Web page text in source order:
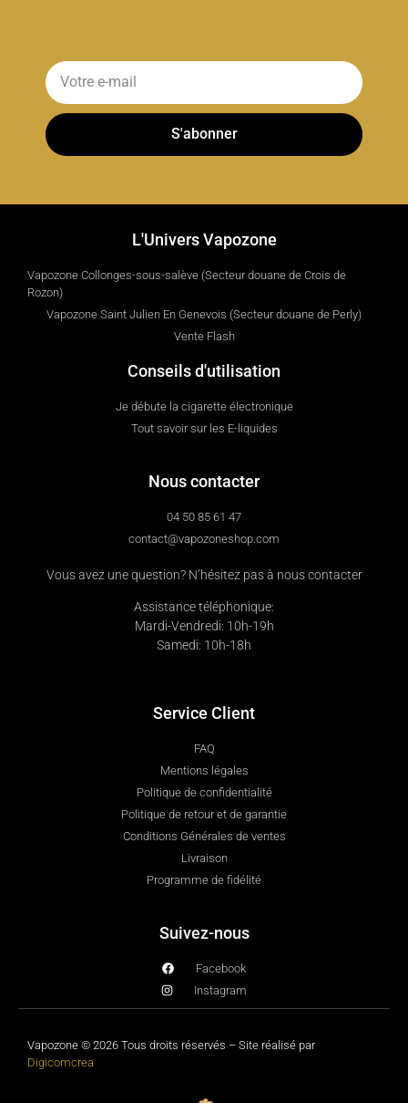
S'abonner
L'Univers Vapozone
Vapozone Collonges-sous-salève (Secteur douane de Crois de
Rozon)
Vapozone Saint Julien En Genevois (Secteur douane de Perly)
Vente Flash
Conseils d'utilisation
Je débute la cigarette électronique
Tout savoir sur les E-liquides
Nous contacter
04 50 85 61 47
contact@vapozoneshop.com
Vous avez une question? N’hésitez pas à nous contacter
Assistance téléphonique:
Mardi-Vendredi: 10h-19h
Samedi: 10h-18h
Service Client
FAQ
Mentions légales
Politique de confidentialité
Politique de retour et de garantie
Conditions Générales de ventes
Livraison
Programme de fidélité
Suivez-nous
Facebook
Instagram
Vapozone © 2026 Tous droits réservés – Site réalisé par
Digicomcrea